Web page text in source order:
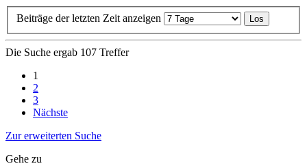
Beiträge der letzten Zeit anzeigen
Die Suche ergab 107 Treffer
1
2
3
Nächste
Zur erweiterten Suche
Gehe zu